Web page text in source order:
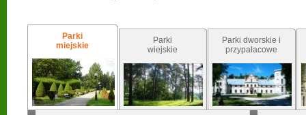
Parki
miejskie
Parki
wiejskie
Parki dworskie i
przypałacowe